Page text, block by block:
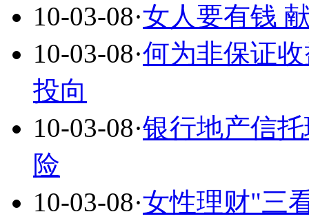
10-03-08·女人要有钱
10-03-08·何为非保证
投向
10-03-08·银行地产信
险
10-03-08·女性理财"三